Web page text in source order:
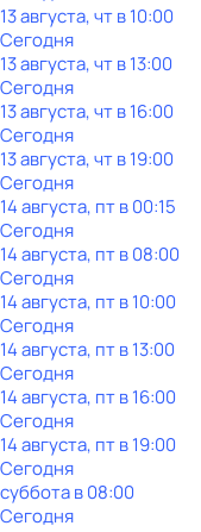
13 августа, чт в 10:00
Сегодня
13 августа, чт в 13:00
Сегодня
13 августа, чт в 16:00
Сегодня
13 августа, чт в 19:00
Сегодня
14 августа, пт в 00:15
Сегодня
14 августа, пт в 08:00
Сегодня
14 августа, пт в 10:00
Сегодня
14 августа, пт в 13:00
Сегодня
14 августа, пт в 16:00
Сегодня
14 августа, пт в 19:00
Сегодня
субботав08:00
Сегодня